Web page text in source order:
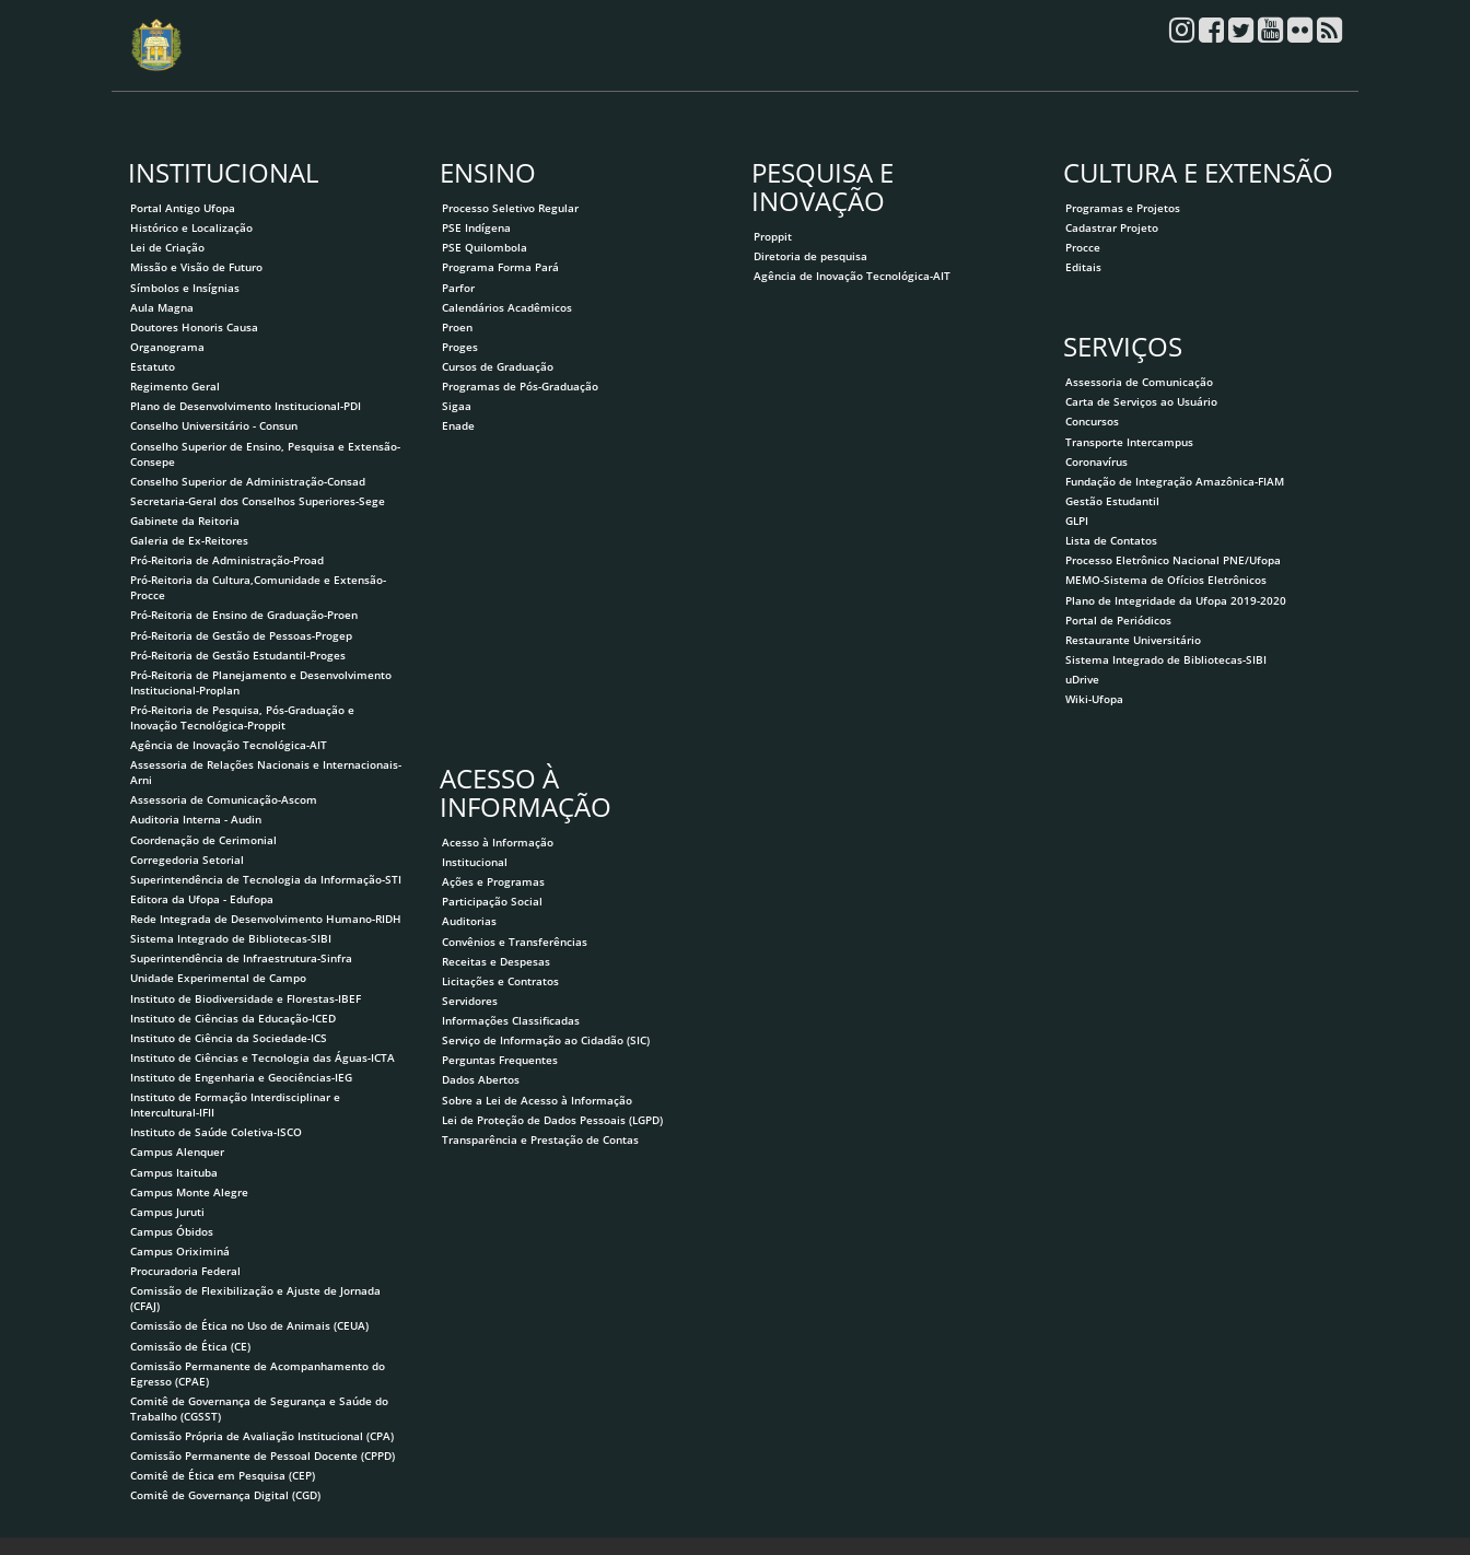
INSTITUCIONAL
Portal Antigo Ufopa
Histórico e Localização
Lei de Criação
Missão e Visão de Futuro
Símbolos e Insígnias
Aula Magna
Doutores Honoris Causa
Organograma
Estatuto
Regimento Geral
Plano de Desenvolvimento Institucional-PDI
Conselho Universitário - Consun
Conselho Superior de Ensino, Pesquisa e Extensão-
Consepe
Conselho Superior de Administração-Consad
Secretaria-Geral dos Conselhos Superiores-Sege
Gabinete da Reitoria
Galeria de Ex-Reitores
Pró-Reitoria de Administração-Proad
Pró-Reitoria da Cultura,Comunidade e Extensão-
Procce
Pró-Reitoria de Ensino de Graduação-Proen
Pró-Reitoria de Gestão de Pessoas-Progep
Pró-Reitoria de Gestão Estudantil-Proges
Pró-Reitoria de Planejamento e Desenvolvimento
Institucional-Proplan
Pró-Reitoria de Pesquisa, Pós-Graduação e
Inovação Tecnológica-Proppit
Agência de Inovação Tecnológica-AIT
Assessoria de Relações Nacionais e Internacionais-
Arni
Assessoria de Comunicação-Ascom
Auditoria Interna - Audin
Coordenação de Cerimonial
Corregedoria Setorial
Superintendência de Tecnologia da Informação-STI
Editora da Ufopa - Edufopa
Rede Integrada de Desenvolvimento Humano-RIDH
Sistema Integrado de Bibliotecas-SIBI
Superintendência de Infraestrutura-Sinfra
Unidade Experimental de Campo
Instituto de Biodiversidade e Florestas-IBEF
Instituto de Ciências da Educação-ICED
Instituto de Ciência da Sociedade-ICS
Instituto de Ciências e Tecnologia das Águas-ICTA
Instituto de Engenharia e Geociências-IEG
Instituto de Formação Interdisciplinar e
Intercultural-IFII
Instituto de Saúde Coletiva-ISCO
Campus Alenquer
Campus Itaituba
Campus Monte Alegre
Campus Juruti
Campus Óbidos
Campus Oriximiná
Procuradoria Federal
Comissão de Flexibilização e Ajuste de Jornada
(CFAJ)
Comissão de Ética no Uso de Animais (CEUA)
Comissão de Ética (CE)
Comissão Permanente de Acompanhamento do
Egresso (CPAE)
Comitê de Governança de Segurança e Saúde do
Trabalho (CGSST)
Comissão Própria de Avaliação Institucional (CPA)
Comissão Permanente de Pessoal Docente (CPPD)
Comitê de Ética em Pesquisa (CEP)
Comitê de Governança Digital (CGD)
ENSINO
Processo Seletivo Regular
PSE Indígena
PSE Quilombola
Programa Forma Pará
Parfor
Calendários Acadêmicos
Proen
Proges
Cursos de Graduação
Programas de Pós-Graduação
Sigaa
Enade
PESQUISA E
INOVAÇÃO
Proppit
Diretoria de pesquisa
Agência de Inovação Tecnológica-AIT
CULTURA E EXTENSÃO
Programas e Projetos
Cadastrar Projeto
Procce
Editais
SERVIÇOS
Assessoria de Comunicação
Carta de Serviços ao Usuário
Concursos
Transporte Intercampus
Coronavírus
Fundação de Integração Amazônica-FIAM
Gestão Estudantil
GLPI
Lista de Contatos
Processo Eletrônico Nacional PNE/Ufopa
MEMO-Sistema de Ofícios Eletrônicos
Plano de Integridade da Ufopa 2019-2020
Portal de Periódicos
Restaurante Universitário
Sistema Integrado de Bibliotecas-SIBI
uDrive
Wiki-Ufopa
ACESSO À
INFORMAÇÃO
Acesso à Informação
Institucional
Ações e Programas
Participação Social
Auditorias
Convênios e Transferências
Receitas e Despesas
Licitações e Contratos
Servidores
Informações Classificadas
Serviço de Informação ao Cidadão (SIC)
Perguntas Frequentes
Dados Abertos
Sobre a Lei de Acesso à Informação
Lei de Proteção de Dados Pessoais (LGPD)
Transparência e Prestação de Contas